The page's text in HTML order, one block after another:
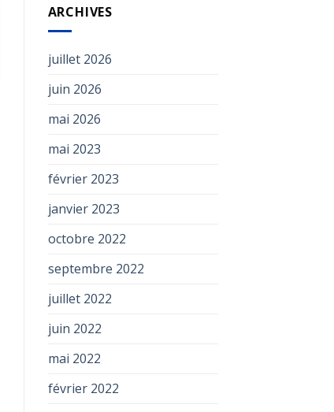
ARCHIVES
juillet 2026
juin 2026
mai 2026
mai 2023
février 2023
janvier 2023
octobre 2022
septembre 2022
juillet 2022
juin 2022
mai 2022
février 2022